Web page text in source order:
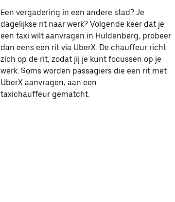
Een vergadering in een andere stad? Je
dagelijkse rit naar werk? Volgende keer dat je
een taxi wilt aanvragen in Huldenberg, probeer
dan eens een rit via UberX. De chauffeur richt
zich op de rit, zodat jij je kunt focussen op je
werk. Soms worden passagiers die een rit met
UberX aanvragen, aan een
taxichauffeur gematcht.